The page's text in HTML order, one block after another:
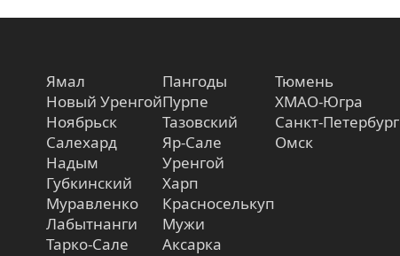
Ямал
Новый Уренгой
Ноябрьск
Салехард
Надым
Губкинский
Муравленко
Лабытнанги
Тарко-Сале
Пангоды
Пурпе
Тазовский
Яр-Сале
Уренгой
Харп
Красноселькуп
Мужи
Аксарка
Тюмень
ХМАО-Югра
Санкт-Петербург
Омск